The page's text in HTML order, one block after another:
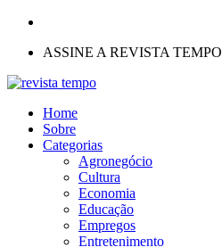
ASSINE A REVISTA TEMPO
Home
Sobre
Categorias
Agronegócio
Cultura
Economia
Educação
Empregos
Entretenimento